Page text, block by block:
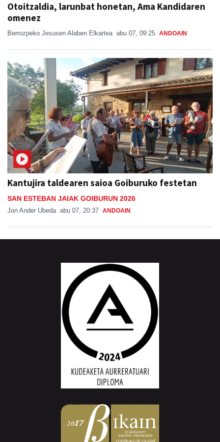
Otoitzaldia, larunbat honetan, Ama Kandidaren
omenez
Berrozpeko Jesusen Alaben Elkartea abu 07, 09:25 ANDOAIN
Kantujira taldearen saioa Goiburuko festetan
SAN ESTEBAN JAIAK GOIBURUN 2026
Jon Ander Ubeda abu 07, 20:37 ANDOAIN